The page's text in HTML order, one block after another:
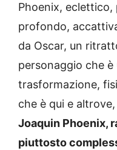
Phoenix, eclettico,
profondo,
da Oscar, un
personaggio che
trasformazione,
che è qui e
Joaquin Phoenix,
piuttosto